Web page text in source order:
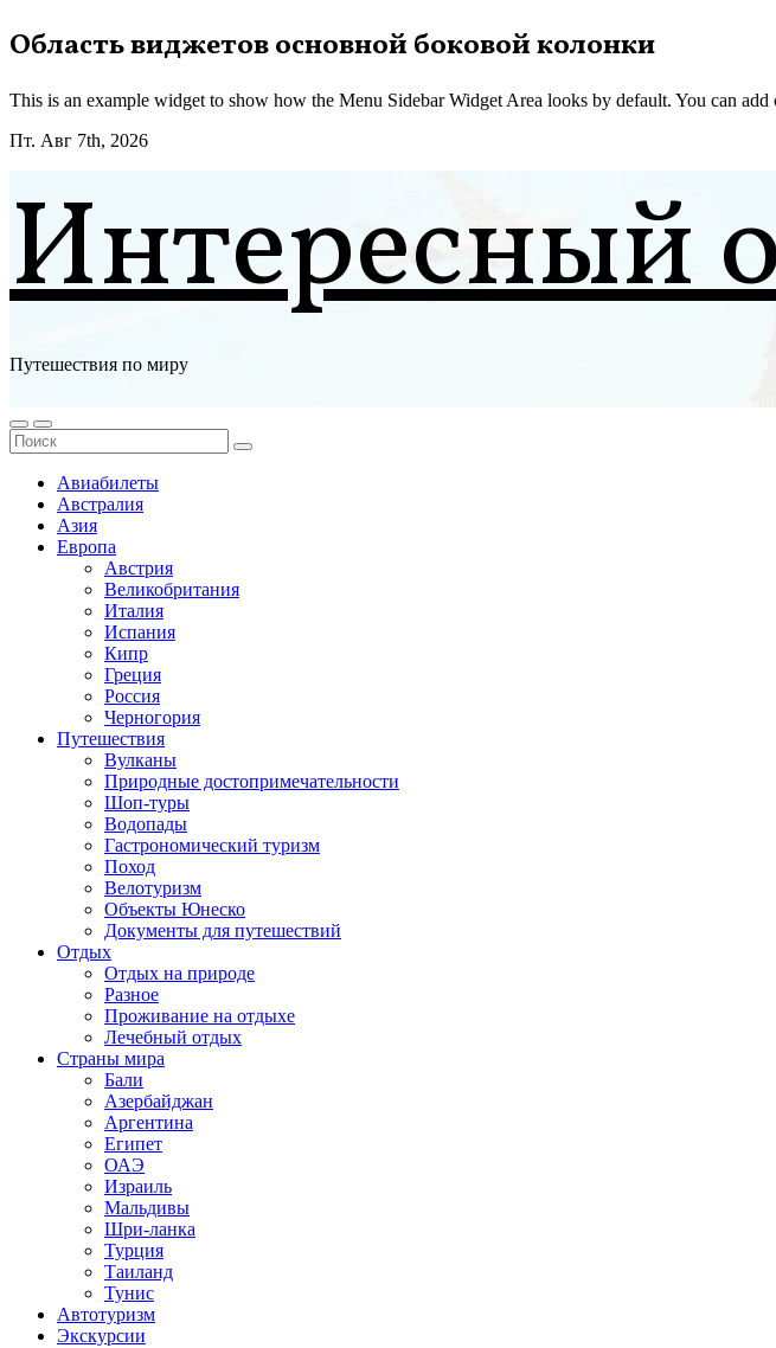
Перейти
к
Область виджетов основной боковой колонки
This is an example widget to show how the Menu Sidebar Widget Area looks by default. You can
Пт. Авг 7th, 2026
Интересный
Путешествия по миру
Авиабилеты
Австралия
Азия
Европа
Австрия
Великобритания
Италия
Испания
Кипр
Греция
Россия
Черногория
Путешествия
Вулканы
Природные достопримечательности
Шоп-туры
Водопады
Гастрономический туризм
Поход
Велотуризм
Объекты Юнеско
Документы для путешествий
Отдых
Отдых на природе
Разное
Проживание на отдыхе
Лечебный отдых
Страны мира
Бали
Азербайджан
Аргентина
Египет
ОАЭ
Израиль
Мальдивы
Шри-ланка
Турция
Таиланд
Тунис
Автотуризм
Экскурсии